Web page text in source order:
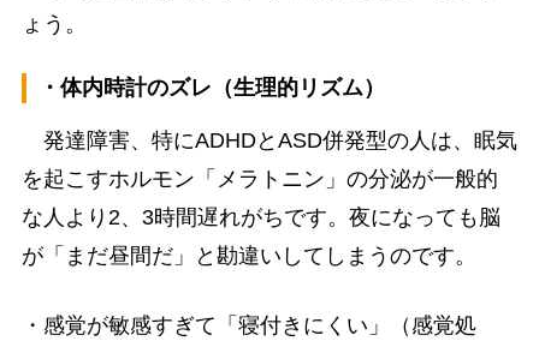
ょう。
・体内時計のズレ（生理的リズム）
発達障害、特にADHDとASD併発型の人は、眠気
を起こすホルモン「メラトニン」の分泌が一般的
な人より2、3時間遅れがちです。夜になっても脳
が「まだ昼間だ」と勘違いしてしまうのです。
・感覚が敏感すぎて「寝付きにくい」（感覚処